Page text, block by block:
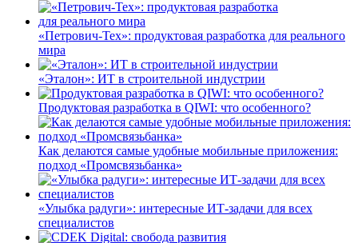
«Петрович-Тех»: продуктовая разработка для реального
мира
«Эталон»: ИТ в строительной индустрии
Продуктовая разработка в QIWI: что особенного?
Как делаются самые удобные мобильные приложения:
подход «Промсвязьбанка»
«Улыбка радуги»: интересные ИТ-задачи для всех
специалистов